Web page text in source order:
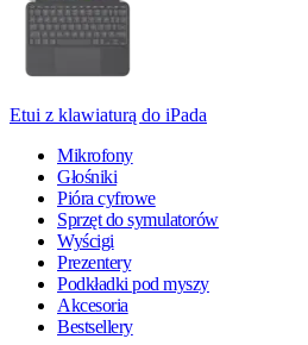
Etui z klawiaturą do iPada
Mikrofony
Głośniki
Pióra cyfrowe
Sprzęt do symulatorów
Wyścigi
Prezentery
Podkładki pod myszy
Akcesoria
Bestsellery